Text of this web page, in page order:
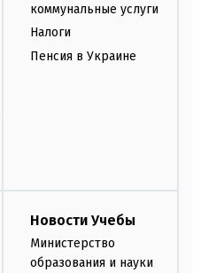
коммунальные услуги
Налоги
Пенсия в Украине
Новости Учебы
Министерство
образования и науки